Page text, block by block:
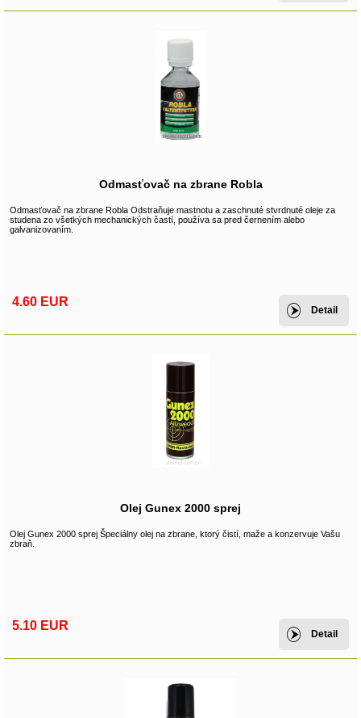
Odmasťovač na zbrane Robla
Odmasťovač na zbrane Robla Odstraňuje mastnotu a zaschnuté stvrdnuté oleje za
studena zo všetkých mechanických častí, používa sa pred černením alebo
galvanizovaním.
4.60 EUR
Detail
Olej Gunex 2000 sprej
Olej Gunex 2000 sprej Špeciálny olej na zbrane, ktorý čistí, maže a konzervuje Vašu
zbraň.
5.10 EUR
Detail